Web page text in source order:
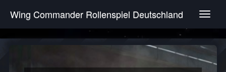
T
g
e
Wing Commander Rollenspiel Deutschland